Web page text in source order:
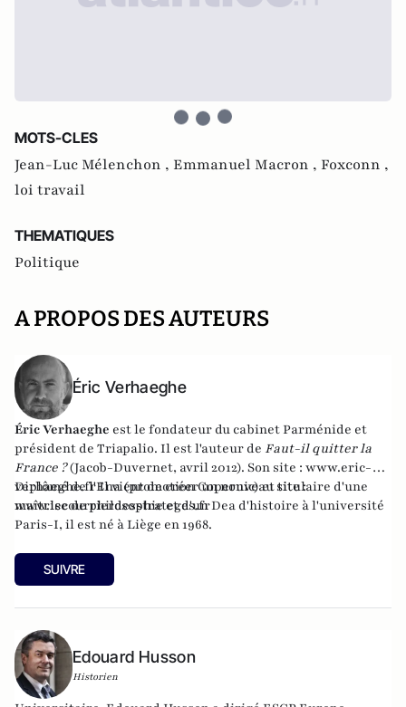
MOTS-CLES
Jean-Luc Mélenchon , Emmanuel Macron , Foxconn ,
loi travail
THEMATIQUES
Politique
A PROPOS DES AUTEURS
Éric Verhaeghe
Éric Verhaeghe est le fondateur du cabinet Parménide et
président de Triapalio. Il est l'auteur de Faut-il quitter la
France ?(Jacob-Duvernet, avril 2012). Son site : www.eric-
verhaeghe.frIl vient de créer un nouveau site :
www.lecourrierdesstrateges.fr
Diplômé de l'Ena (promotion Copernic) et titulaire d'une
maîtrise de philosophie et d'un Dea d'histoire à l'université
Paris-I, il est né à Liège en 1968.
SUIVRE
Edouard Husson
Historien